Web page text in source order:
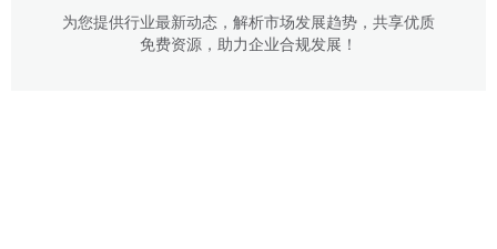
为您提供行业最新动态，解析市场发展趋势，共享优质
免费资源，助力企业合规发展！